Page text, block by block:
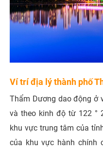
Ví trí địa lý thành phố
Thẩm Dương dao động ở
và theo kinh độ từ 122 °
khu vực trung tâm của
của khu vực hành chính